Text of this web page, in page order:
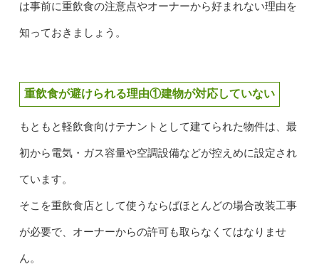
は事前に重飲食の注意点やオーナーから好まれない理由を
知っておきましょう。
重飲食が避けられる理由①建物が対応していない
もともと軽飲食向けテナントとして建てられた物件は、最
初から電気・ガス容量や空調設備などが控えめに設定され
ています。
そこを重飲食店として使うならばほとんどの場合改装工事
が必要で、オーナーからの許可も取らなくてはなりませ
ん。